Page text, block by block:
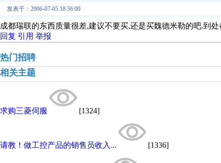
发表于：2006-07-05 18:56:00
成都瑞联的东西质量很差,建议不要买,还是买魏德米勒的吧.到
回复 引用 举报
热门招聘
相关主题
求购三菱伺服 [1324]
请教！做工控产品的销售员收入... [1336]